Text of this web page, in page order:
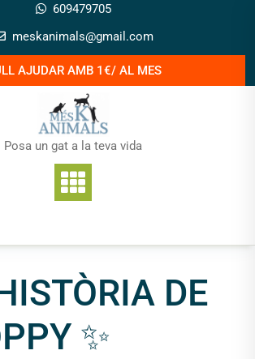
609479705
meskanimals@gmail.com
AJUDAR AMB 1€/ AL MES
Posa un gat a la teva vida
DE
✨